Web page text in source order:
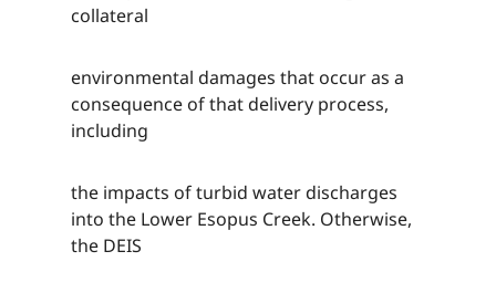
collateral​​​​‌ ‍ ​‍​‍‌‍ ‌ ​‍‌‍‍‌‌‍‌ ‌‍‍‌‌‍ ‍​‍​‍​ ‍‍​‍​‍‌ ​ ‌‍​‌‌‍ ‍‌‍‍‌‌ ‌​‌ ‍‌​‍ ‍‌‍‍‌‌‍ ​‍​‍​‍ ​​‍​‍‌‍‍​‌ ​‍‌‍‌‌‌‍‌‍​‍​‍​ ‍‍​‍​‍‌‍‍​‌ ‌​‌ ‌​‌ ​​‌ ​ ​ ‍‍​‍ ​‍ ‌‍​ ‌‍ ‌‌ ​ ​‍ ‍‌‍ ‌‌‍​‌‌‍‍‌‌‍ ‍​‍ ‍​ ​‍​ ​​​ ​‍​ ‌​‌ ​‍‌‍‌‌‌‍‌​‌‍‌‌‌ ​ ‌‍‍‌‌‍‌ ‌‍ ‍​‍ ‍‌ ​‍‌‍‍‌‌ ‌‍‌‍‌‌‌ ​‍‌‍‍ ‌‍‌‌‌‍‌‌‌ ​​‌‍‌‌‌ ​‍​‍ ‍‌‍ ‌ ​‍‌‍‌ ​‍ ‌‍‍‌‌‍ ‍‌ ‌​‌‍‌‌‌‍ ‍‌ ‌​​‍ ‌‍‌‌‌‍‌​‌‍‍‌‌ ‌​​‍ ‌‍ ‌‌‍ ‌‍‌​‌‍‌‌​ ‌‌ ​​‌ ​‍‌‍‌‌‌ ​ ‌‍‌‌‌‍ ‍‌ ‌​‌‍​‌‌ ‌​‌‍‍‌‌‍ ‌‍ ‍​ ‍ ‌‍‍‌‌‍‌​​ ‌​ ‌ ​ ​‌​ ​‌​ ​‌​ ​ ‌‍​‌​ ​​​ ​ ​‍ ‌​ ​‌​ ‌​​ ‌‌‌‍​ ​‍ ‌​ ‌​‌‍​‍​ ‌‌​ ‌ ​‍ ‌‌‍​‍​ ​​​ ‌‍‌‍​ ​‍ ‌​ ​​​ ‌ ​ ‌‌​ ​​​ ‍‌​ ​ ​ ​‍‌‍‌‍​ ​​​ ‍‌​ ​‌‌‍​‌​ ‍ ‌ ‌​‌ ‍‌‌ ​​‌‍‌‌​ ‌‌‍​‌‌ ​‍‌ ‌​‌‍‍‌‌‍​ ‌‍ ​‌‍‌‌​ ‍ ‌ ​​‌‍​‌‌ ‌​‌‍‍​​ ‌‌‍​ ‌‍ ‌‍ ‍‌ ‌​‌‍‌‌‌‍ ‍‌ ‌​​‍‌‌​ ‌‌‌​​‍‌‌ ‌‍‍ ‌‍‌‌‌ ‍‌​‍‌‌​ ​ ‌​‌​​‍‌‌​ ​ ‌​‌​​‍‌‌​ ​‍​ ​‍​ ​‍​ ‍‌‌‍​‍​ ​‌​ ​​​ ​‌​ ‌‍‌‍‌​‌‍‌‌‌‍‌‍​ ​‌​ ‌‌​‍‌‌​ ​‍​ ​‍​‍‌‌​ ‌‌‌​‌​​‍ ‍‌‍​ ‌‍‍​‌‍‍‌‌‍ ​‌‍‌​‌ ​‍‌‍‌‌‌‍ ‍​‍‌‌​ ‌‌‌​​‍‌‌ ‌‍‍ ‌‍‌‌‌ ‍‌​‍‌‌​ ​ ‌​‌​​‍‌‌​ ​ ‌​‌​​‍‌‌​ ​‍​ ​‍​ ​‍​ ‍‌‌‍​‍​ ​‌​ ​​​ ​‌​ ‌‍‌‍‌​‌‍‌‌‌‍‌‍​ ​‌​ ‌‌​ ​​​‍‌‌​ ​‍​ ​‍​‍‌‌​ ‌‌‌​‌​​‍ ‍‌ ‌​‌‍‌‌‌ ‍​‌ ‌​​ ‌‍​‍‌‍​‌‌ ​ ‌‍‌‌‌‌‌‌‌ ​‍‌‍ ​​ ‌‌‍‍​‌ ‌​‌ ‌​‌ ​​‌ ​ ​‍‌‌​ ​ ‌​​‌​‍‌‌​ ​‍‌​‌‍​‍‌‌​ ​‍‌​‌‍‌‍​ ‌‍ ‌‌ ​ ​‍ ‍‌‍ ‌‌‍​‌‌‍‍‌‌‍ ‍​‍ ‍​ ​‍​ ​​​ ​‍​ ‌​‌ ​‍‌‍‌‌‌‍‌​‌‍‌‌‌ ​ ‌‍‍‌‌‍‌ ‌‍ ‍​‍ ‍‌ ​‍‌‍‍‌‌ ‌‍‌‍‌‌‌ ​‍‌‍‍ ‌‍‌‌‌‍‌‌‌ ​​‌‍‌‌‌ ​‍​‍ ‍‌‍ ‌ ​‍‌‍‌ ​‍‌‍‌‍‍‌‌‍‌​​ ‌​ ‌ ​ ​‌​ ​‌​ ​‌​ ​ ‌‍​‌​ ​​​ ​ ​‍ ‌​ ​‌​ ‌​​ ‌‌‌‍​ ​‍ ‌​ ‌​‌‍​‍​ ‌‌​ ‌ ​‍ ‌‌‍​‍​ ​​​ ‌‍‌‍​ ​‍ ‌​ ​​​ ‌ ​ ‌‌​ ​​​ ‍‌​ ​ ​ ​‍‌‍‌‍​ ​​​ ‍‌​ ​‌‌‍​‌​‍‌‍‌ ‌​‌ ‍‌‌ ​​‌‍‌‌​ ‌‌‍​‌‌ ​‍‌ ‌​‌‍‍‌‌‍​ ‌‍ ​‌‍‌‌​‍‌‍‌ ​​‌‍​‌‌ ‌​‌‍‍​​ ‌‌‍​ ‌‍ ‌‍ ‍‌ ‌​‌‍‌‌‌‍ ‍‌ ‌​​‍‌‌​ ‌‌‌​​‍‌‌ ‌‍‍ ‌‍‌‌‌ ‍‌​‍‌‌​ ​ ‌​‌​​‍‌‌​ ​ ‌​‌​​‍‌‌​ ​‍​ ​‍​ ​‍​ ‍‌‌‍​‍​ ​‌​ ​​​ ​‌​ ‌‍‌‍‌​‌‍‌‌‌‍‌‍​ ​‌​ ‌‌​‍‌‌​ ​‍​ ​‍​‍‌‌​ ‌‌‌​‌​​‍ ‍‌‍​ ‌‍‍​‌‍‍‌‌‍ ​‌‍‌​‌ ​‍‌‍‌‌‌‍ ‍​‍‌‌​ ‌‌‌​​‍‌‌ ‌‍‍ ‌‍‌‌‌ ‍‌​‍‌‌​ ​ ‌​‌​​‍‌‌​ ​ ‌​‌​​‍‌‌​ ​‍​ ​‍​ ​‍​ ‍‌‌‍​‍​ ​‌​ ​​​ ​‌​ ‌‍‌‍‌​‌‍‌‌‌‍‌‍​ ​‌​ ‌‌​ ​​​‍‌‌​ ​‍​ ​‍​‍‌‌​ ‌‌‌​‌​​‍ ‍‌ ‌​‌‍‌‌‌ ‍​‌ ‌​​‍‌‍‌ ​​‌‍‌‌‌ ​‍‌ ​ ‌ ​​‌‍‌‌‌‍​ ‌ ‌​‌‍‍‌‌ ‌‍‌‍‌‌​ ‌‌ ​​‌ ‌‌‌‍​‍‌‍ ​‌‍‍‌‌ ​ ‌‍‍​‌‍‌‌‌‍‌​​‍​‍‌ ‌
environmental damages that occur as a
consequence of that delivery process,
including​​​​‌ ‍ ​‍​‍‌‍ ‌ ​‍‌‍‍‌‌‍‌ ‌‍‍‌‌‍ ‍​‍​‍​ ‍‍​‍​‍‌ ​ ‌‍​‌‌‍ ‍‌‍‍‌‌ ‌​‌ ‍‌​‍ ‍‌‍‍‌‌‍ ​‍​‍​‍ ​​‍​‍‌‍‍​‌ ​‍‌‍‌‌‌‍‌‍​‍​‍​ ‍‍​‍​‍‌‍‍​‌ ‌​‌ ‌​‌ ​​‌ ​ ​ ‍‍​‍ ​‍ ‌‍​ ‌‍ ‌‌ ​ ​‍ ‍‌‍ ‌‌‍​‌‌‍‍‌‌‍ ‍​‍ ‍​ ​‍​ ​​​ ​‍​ ‌​‌ ​‍‌‍‌‌‌‍‌​‌‍‌‌‌ ​ ‌‍‍‌‌‍‌ ‌‍ ‍​‍ ‍‌ ​‍‌‍‍‌‌ ‌‍‌‍‌‌‌ ​‍‌‍‍ ‌‍‌‌‌‍‌‌‌ ​​‌‍‌‌‌ ​‍​‍ ‍‌‍ ‌ ​‍‌‍‌ ​‍ ‌‍‍‌‌‍ ‍‌ ‌​‌‍‌‌‌‍ ‍‌ ‌​​‍ ‌‍‌‌‌‍‌​‌‍‍‌‌ ‌​​‍ ‌‍ ‌‌‍ ‌‍‌​‌‍‌‌​ ‌‌ ​​‌ ​‍‌‍‌‌‌ ​ ‌‍‌‌‌‍ ‍‌ ‌​‌‍​‌‌ ‌​‌‍‍‌‌‍ ‌‍ ‍​ ‍ ‌‍‍‌‌‍‌​​ ‌​ ‌ ​ ​‌​ ​‌​ ​‌​ ​ ‌‍​‌​ ​​​ ​ ​‍ ‌​ ​‌​ ‌​​ ‌‌‌‍​ ​‍ ‌​ ‌​‌‍​‍​ ‌‌​ ‌ ​‍ ‌‌‍​‍​ ​​​ ‌‍‌‍​ ​‍ ‌​ ​​​ ‌ ​ ‌‌​ ​​​ ‍‌​ ​ ​ ​‍‌‍‌‍​ ​​​ ‍‌​ ​‌‌‍​‌​ ‍ ‌ ‌​‌ ‍‌‌ ​​‌‍‌‌​ ‌‌‍​‌‌ ​‍‌ ‌​‌‍‍‌‌‍​ ‌‍ ​‌‍‌‌​ ‍ ‌ ​​‌‍​‌‌ ‌​‌‍‍​​ ‌‌‍​ ‌‍ ‌‍ ‍‌ ‌​‌‍‌‌‌‍ ‍‌ ‌​​‍‌‌​ ‌‌‌​​‍‌‌ ‌‍‍ ‌‍‌‌‌ ‍‌​‍‌‌​ ​ ‌​‌​​‍‌‌​ ​ ‌​‌​​‍‌‌​ ​‍​ ​‍​ ‌‌​ ‌‌​ ‌ ‌‍‌‍‌‍‌​​ ‌‌​ ​ ‌‍​‌​ ‍‌​ ​​‌‍‌‌‌‍​‍​‍‌‌​ ​‍​ ​‍​‍‌‌​ ‌‌‌​‌​​‍ ‍‌‍​ ‌‍‍​‌‍‍‌‌‍ ​‌‍‌​‌ ​‍‌‍‌‌‌‍ ‍​‍‌‌​ ‌‌‌​​‍‌‌ ‌‍‍ ‌‍‌‌‌ ‍‌​‍‌‌​ ​ ‌​‌​​‍‌‌​ ​ ‌​‌​​‍‌‌​ ​‍​ ​‍​ ‌‌​ ‌‌​ ‌ ‌‍‌‍‌‍‌​​ ‌‌​ ​ ‌‍​‌​ ‍‌​ ​​‌‍‌‌‌‍​‍​ ​​​‍‌‌​ ​‍​ ​‍​‍‌‌​ ‌‌‌​‌​​‍ ‍‌ ‌​‌‍‌‌‌ ‍​‌ ‌​​ ‌‍​‍‌‍​‌‌ ​ ‌‍‌‌‌‌‌‌‌ ​‍‌‍ ​​ ‌‌‍‍​‌ ‌​‌ ‌​‌ ​​‌ ​ ​‍‌‌​ ​ ‌​​‌​‍‌‌​ ​‍‌​‌‍​‍‌‌​ ​‍‌​‌‍‌‍​ ‌‍ ‌‌ ​ ​‍ ‍‌‍ ‌‌‍​‌‌‍‍‌‌‍ ‍​‍ ‍​ ​‍​ ​​​ ​‍​ ‌​‌ ​‍‌‍‌‌‌‍‌​‌‍‌‌‌ ​ ‌‍‍‌‌‍‌ ‌‍ ‍​‍ ‍‌ ​‍‌‍‍‌‌ ‌‍‌‍‌‌‌ ​‍‌‍‍ ‌‍‌‌‌‍‌‌‌ ​​‌‍‌‌‌ ​‍​‍ ‍‌‍ ‌ ​‍‌‍‌ ​‍‌‍‌‍‍‌‌‍‌​​ ‌​ ‌ ​ ​‌​ ​‌​ ​‌​ ​ ‌‍​‌​ ​​​ ​ ​‍ ‌​ ​‌​ ‌​​ ‌‌‌‍​ ​‍ ‌​ ‌​‌‍​‍​ ‌‌​ ‌ ​‍ ‌‌‍​‍​ ​​​ ‌‍‌‍​ ​‍ ‌​ ​​​ ‌ ​ ‌‌​ ​​​ ‍‌​ ​ ​ ​‍‌‍‌‍​ ​​​ ‍‌​ ​‌‌‍​‌​‍‌‍‌ ‌​‌ ‍‌‌ ​​‌‍‌‌​ ‌‌‍​‌‌ ​‍‌ ‌​‌‍‍‌‌‍​ ‌‍ ​‌‍‌‌​‍‌‍‌ ​​‌‍​‌‌ ‌​‌‍‍​​ ‌‌‍​ ‌‍ ‌‍ ‍‌ ‌​‌‍‌‌‌‍ ‍‌ ‌​​‍‌‌​ ‌‌‌​​‍‌‌ ‌‍‍ ‌‍‌‌‌ ‍‌​‍‌‌​ ​ ‌​‌​​‍‌‌​ ​ ‌​‌​​‍‌‌​ ​‍​ ​‍​ ‌‌​ ‌‌​ ‌ ‌‍‌‍‌‍‌​​ ‌‌​ ​ ‌‍​‌​ ‍‌​ ​​‌‍‌‌‌‍​‍​‍‌‌​ ​‍​ ​‍​‍‌‌​ ‌‌‌​‌​​‍ ‍‌‍​ ‌‍‍​‌‍‍‌‌‍ ​‌‍‌​‌ ​‍‌‍‌‌‌‍ ‍​‍‌‌​ ‌‌‌​​‍‌‌ ‌‍‍ ‌‍‌‌‌ ‍‌​‍‌‌​ ​ ‌​‌​​‍‌‌​ ​ ‌​‌​​‍‌‌​ ​‍​ ​‍​ ‌‌​ ‌‌​ ‌ ‌‍‌‍‌‍‌​​ ‌‌​ ​ ‌‍​‌​ ‍‌​ ​​‌‍‌‌‌‍​‍​ ​​​‍‌‌​ ​‍​ ​‍​‍‌‌​ ‌‌‌​‌​​‍ ‍‌ ‌​‌‍‌‌‌ ‍​‌ ‌​​‍‌‍‌ ​​‌‍‌‌‌ ​‍‌ ​ ‌ ​​‌‍‌‌‌‍​ ‌ ‌​‌‍‍‌‌ ‌‍‌‍‌‌​ ‌‌ ​​‌ ‌‌‌‍​‍‌‍ ​‌‍‍‌‌ ​ ‌‍‍​‌‍‌‌‌‍‌​​‍​‍‌ ‌
the impacts of turbid water discharges
into the Lower Esopus Creek. Otherwise,
the DEIS​​​​‌ ‍ ​‍​‍‌‍ ‌ ​‍‌‍‍‌‌‍‌ ‌‍‍‌‌‍ ‍​‍​‍​ ‍‍​‍​‍‌ ​ ‌‍​‌‌‍ ‍‌‍‍‌‌ ‌​‌ ‍‌​‍ ‍‌‍‍‌‌‍ ​‍​‍​‍ ​​‍​‍‌‍‍​‌ ​‍‌‍‌‌‌‍‌‍​‍​‍​ ‍‍​‍​‍‌‍‍​‌ ‌​‌ ‌​‌ ​​‌ ​ ​ ‍‍​‍ ​‍ ‌‍​ ‌‍ ‌‌ ​ ​‍ ‍‌‍ ‌‌‍​‌‌‍‍‌‌‍ ‍​‍ ‍​ ​‍​ ​​​ ​‍​ ‌​‌ ​‍‌‍‌‌‌‍‌​‌‍‌‌‌ ​ ‌‍‍‌‌‍‌ ‌‍ ‍​‍ ‍‌ ​‍‌‍‍‌‌ ‌‍‌‍‌‌‌ ​‍‌‍‍ ‌‍‌‌‌‍‌‌‌ ​​‌‍‌‌‌ ​‍​‍ ‍‌‍ ‌ ​‍‌‍‌ ​‍ ‌‍‍‌‌‍ ‍‌ ‌​‌‍‌‌‌‍ ‍‌ ‌​​‍ ‌‍‌‌‌‍‌​‌‍‍‌‌ ‌​​‍ ‌‍ ‌‌‍ ‌‍‌​‌‍‌‌​ ‌‌ ​​‌ ​‍‌‍‌‌‌ ​ ‌‍‌‌‌‍ ‍‌ ‌​‌‍​‌‌ ‌​‌‍‍‌‌‍ ‌‍ ‍​ ‍ ‌‍‍‌‌‍‌​​ ‌​ ‌ ​ ​‌​ ​‌​ ​‌​ ​ ‌‍​‌​ ​​​ ​ ​‍ ‌​ ​‌​ ‌​​ ‌‌‌‍​ ​‍ ‌​ ‌​‌‍​‍​ ‌‌​ ‌ ​‍ ‌‌‍​‍​ ​​​ ‌‍‌‍​ ​‍ ‌​ ​​​ ‌ ​ ‌‌​ ​​​ ‍‌​ ​ ​ ​‍‌‍‌‍​ ​​​ ‍‌​ ​‌‌‍​‌​ ‍ ‌ ‌​‌ ‍‌‌ ​​‌‍‌‌​ ‌‌‍​‌‌ ​‍‌ ‌​‌‍‍‌‌‍​ ‌‍ ​‌‍‌‌​ ‍ ‌ ​​‌‍​‌‌ ‌​‌‍‍​​ ‌‌‍​ ‌‍ ‌‍ ‍‌ ‌​‌‍‌‌‌‍ ‍‌ ‌​​‍‌‌​ ‌‌‌​​‍‌‌ ‌‍‍ ‌‍‌‌‌ ‍‌​‍‌‌​ ​ ‌​‌​​‍‌‌​ ​ ‌​‌​​‍‌‌​ ​‍​ ​‍‌‍​‍‌‍‌‌​ ​‍​ ‌‌​ ​‍​ ‍​‌‍​‍​ ​ ​ ​‍​ ​‌‌‍​‌​ ​​​‍‌‌​ ​‍​ ​‍​‍‌‌​ ‌‌‌​‌​​‍ ‍‌‍​ ‌‍‍​‌‍‍‌‌‍ ​‌‍‌​‌ ​‍‌‍‌‌‌‍ ‍​‍‌‌​ ‌‌‌​​‍‌‌ ‌‍‍ ‌‍‌‌‌ ‍‌​‍‌‌​ ​ ‌​‌​​‍‌‌​ ​ ‌​‌​​‍‌‌​ ​‍​ ​‍‌‍​‍‌‍‌‌​ ​‍​ ‌‌​ ​‍​ ‍​‌‍​‍​ ​ ​ ​‍​ ​‌‌‍​‌​ ​​​ ​​​‍‌‌​ ​‍​ ​‍​‍‌‌​ ‌‌‌​‌​​‍ ‍‌ ‌​‌‍‌‌‌ ‍​‌ ‌​​ ‌‍​‍‌‍​‌‌ ​ ‌‍‌‌‌‌‌‌‌ ​‍‌‍ ​​ ‌‌‍‍​‌ ‌​‌ ‌​‌ ​​‌ ​ ​‍‌‌​ ​ ‌​​‌​‍‌‌​ ​‍‌​‌‍​‍‌‌​ ​‍‌​‌‍‌‍​ ‌‍ ‌‌ ​ ​‍ ‍‌‍ ‌‌‍​‌‌‍‍‌‌‍ ‍​‍ ‍​ ​‍​ ​​​ ​‍​ ‌​‌ ​‍‌‍‌‌‌‍‌​‌‍‌‌‌ ​ ‌‍‍‌‌‍‌ ‌‍ ‍​‍ ‍‌ ​‍‌‍‍‌‌ ‌‍‌‍‌‌‌ ​‍‌‍‍ ‌‍‌‌‌‍‌‌‌ ​​‌‍‌‌‌ ​‍​‍ ‍‌‍ ‌ ​‍‌‍‌ ​‍‌‍‌‍‍‌‌‍‌​​ ‌​ ‌ ​ ​‌​ ​‌​ ​‌​ ​ ‌‍​‌​ ​​​ ​ ​‍ ‌​ ​‌​ ‌​​ ‌‌‌‍​ ​‍ ‌​ ‌​‌‍​‍​ ‌‌​ ‌ ​‍ ‌‌‍​‍​ ​​​ ‌‍‌‍​ ​‍ ‌​ ​​​ ‌ ​ ‌‌​ ​​​ ‍‌​ ​ ​ ​‍‌‍‌‍​ ​​​ ‍‌​ ​‌‌‍​‌​‍‌‍‌ ‌​‌ ‍‌‌ ​​‌‍‌‌​ ‌‌‍​‌‌ ​‍‌ ‌​‌‍‍‌‌‍​ ‌‍ ​‌‍‌‌​‍‌‍‌ ​​‌‍​‌‌ ‌​‌‍‍​​ ‌‌‍​ ‌‍ ‌‍ ‍‌ ‌​‌‍‌‌‌‍ ‍‌ ‌​​‍‌‌​ ‌‌‌​​‍‌‌ ‌‍‍ ‌‍‌‌‌ ‍‌​‍‌‌​ ​ ‌​‌​​‍‌‌​ ​ ‌​‌​​‍‌‌​ ​‍​ ​‍‌‍​‍‌‍‌‌​ ​‍​ ‌‌​ ​‍​ ‍​‌‍​‍​ ​ ​ ​‍​ ​‌‌‍​‌​ ​​​‍‌‌​ ​‍​ ​‍​‍‌‌​ ‌‌‌​‌​​‍ ‍‌‍​ ‌‍‍​‌‍‍‌‌‍ ​‌‍‌​‌ ​‍‌‍‌‌‌‍ ‍​‍‌‌​ ‌‌‌​​‍‌‌ ‌‍‍ ‌‍‌‌‌ ‍‌​‍‌‌​ ​ ‌​‌​​‍‌‌​ ​ ‌​‌​​‍‌‌​ ​‍​ ​‍‌‍​‍‌‍‌‌​ ​‍​ ‌‌​ ​‍​ ‍​‌‍​‍​ ​ ​ ​‍​ ​‌‌‍​‌​ ​​​ ​​​‍‌‌​ ​‍​ ​‍​‍‌‌​ ‌‌‌​‌​​‍ ‍‌ ‌​‌‍‌‌‌ ‍​‌ ‌​​‍‌‍‌ ​​‌‍‌‌‌ ​‍‌ ​ ‌ ​​‌‍‌‌‌‍​ ‌ ‌​‌‍‍‌‌ ‌‍‌‍‌‌​ ‌‌ ​​‌ ‌‌‌‍​‍‌‍ ​‌‍‍‌‌ ​ ‌‍‍​‌‍‌‌‌‍‌​​‍​‍‌ ‌